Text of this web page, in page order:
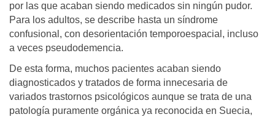
por las que acaban siendo medicados sin ningún pudor.
Para los adultos, se describe hasta un síndrome
confusional, con desorientación temporoespacial, incluso
a veces pseudodemencia.
De esta forma, muchos pacientes acaban siendo
diagnosticados y tratados de forma innecesaria de
variados trastornos psicológicos aunque se trata de una
patología puramente orgánica ya reconocida en Suecia,